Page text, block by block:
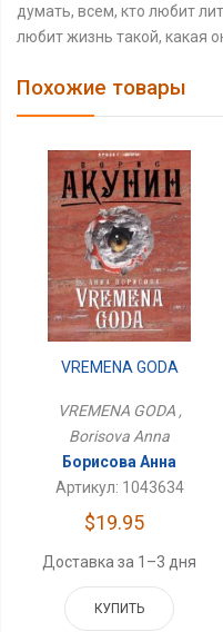
думать, всем, кто любит
любит жизнь такой, какая
Похожие товары
VREMENA GODA
VREMENA GODA ,
Borisova Anna
Борисова Анна
Артикул: 1043634
$19.95
Доставка за 1–3 дня
КУПИТЬ